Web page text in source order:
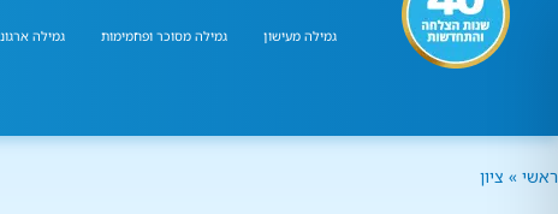
גמילה מעישון גמילה מסוכר ופחמימות גמילה
ראשי » ציון